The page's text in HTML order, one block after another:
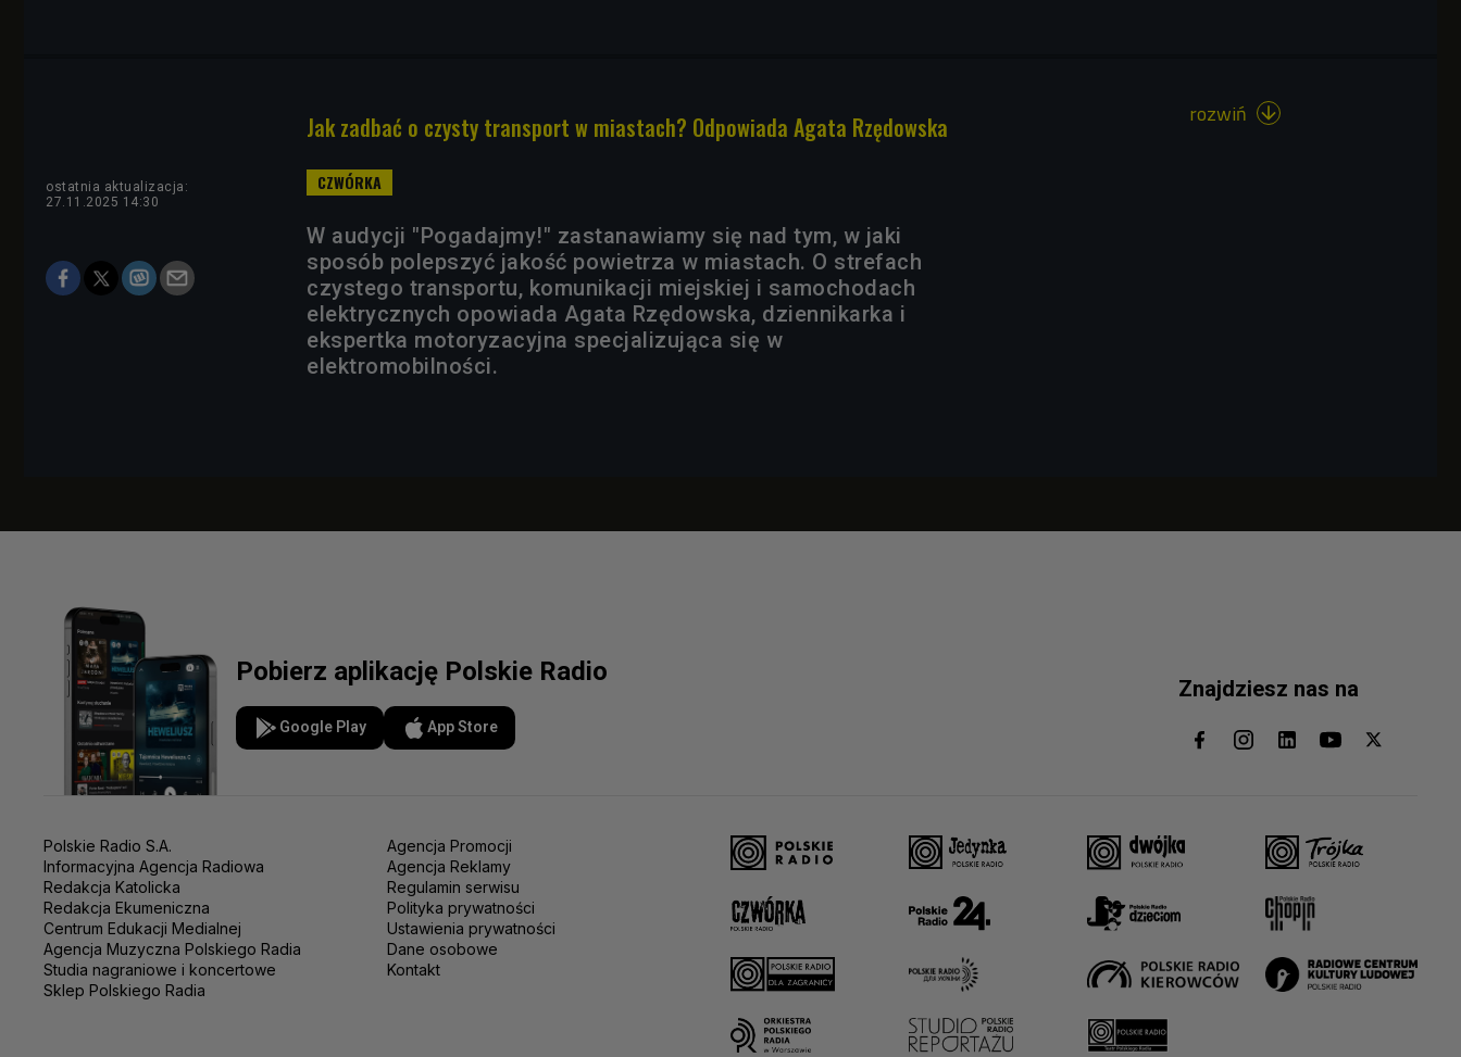
Jak zadbać o czysty transport w miastach? Odpowiada Agata Rzędowska
ostatnia aktualizacja:
27.11.2025 14:30
W audycji "Pogadajmy!" zastanawiamy się nad tym, w jaki
sposób polepszyć jakość powietrza w miastach. O strefach
czystego transportu, komunikacji miejskiej i samochodach
elektrycznych opowiada Agata Rzędowska, dziennikarka i
ekspertka motoryzacyjna specjalizująca się w
elektromobilności.
rozwiń 
Pobierz aplikację Polskie Radio
Google Play App Store
Znajdziesz nas na
Polskie Radio S.A.
Informacyjna Agencja Radiowa
Redakcja Katolicka
Redakcja Ekumeniczna
Centrum Edukacji Medialnej
Agencja Muzyczna Polskiego Radia
Studia nagraniowe i koncertowe
Sklep Polskiego Radia
Agencja Promocji
Agencja Reklamy
Regulamin serwisu
Polityka prywatności
Ustawienia prywatności
Dane osobowe
Kontakt